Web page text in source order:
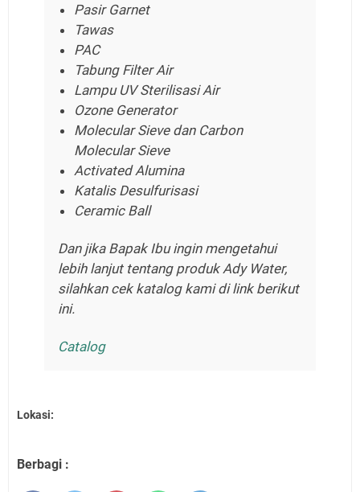
Pasir Garnet
Tawas
PAC
Tabung Filter Air
Lampu UV Sterilisasi Air
Ozone Generator
Molecular Sieve dan Carbon
Molecular Sieve
Activated Alumina
Katalis Desulfurisasi
Ceramic Ball
Dan jika Bapak Ibu ingin mengetahui
lebih lanjut tentang produk Ady Water,
silahkan cek katalog kami di link berikut
ini.
Catalog
Lokasi:
Berbagi :